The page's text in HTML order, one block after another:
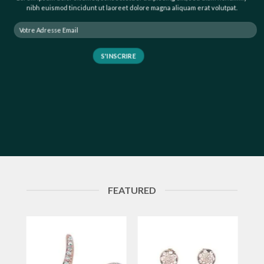
nibh euismod tincidunt ut laoreet dolore magna aliquam erat volutpat.
FEATURED
Ajouter